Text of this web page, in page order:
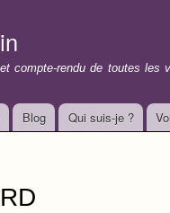
compte-rendu de toutes les
Blog Qui suis-je ?